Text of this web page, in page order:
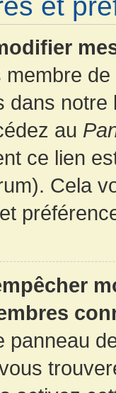
membre
dans
au
ce lien
Cela
panneau